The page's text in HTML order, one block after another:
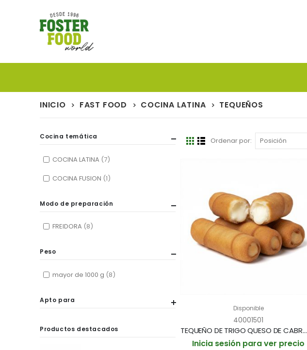
INICIO FAST FOOD COCINA LATINA TEQUEÑOS
VerParrilla
Lista
Ordenar por
Disponible
40001501
TEQUEÑO DE TRIGO QUESO DE CABRA 38g aprox BOLSA 1'5kg / 40und aprox (CAJA 2 BOLSAS)
Inicia sesión para ver precio
Cocina temática
COCINA LATINA 7
COCINA FUSION 1
Modo de preparación
FREIDORA 8
Peso
mayor de 1000 g 8
Apto para
Productos destacados